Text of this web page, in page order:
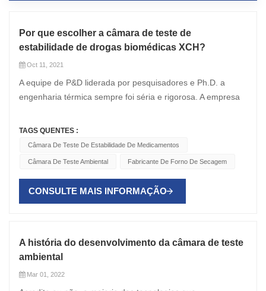
Por que escolher a câmara de teste de
estabilidade de drogas biomédicas XCH?
Oct 11, 2021
A equipe de P&D liderada por pesquisadores e Ph.D. a
engenharia térmica sempre foi séria e rigorosa. A empresa
Outras províncias. Nos negócios de vida e saúde, só
esforços! A estabilidade do medicamento é o produto mais
Teste de Estabilidade de Drogas XCH ? A câmara de teste
de estabilidade de drogas XCH-CGS é projetada com
TAGS QUENTES :
Câmara De Teste De Estabilidade De Medicamentos
Câmara De Teste Ambiental Fabricante De Forno De Secagem
CONSULTE MAIS INFORMAÇÃO
A história do desenvolvimento da câmara de teste
ambiental
Mar 01, 2022